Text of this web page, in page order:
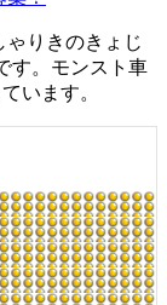
りきのきょじ
す。モンスト車
います。